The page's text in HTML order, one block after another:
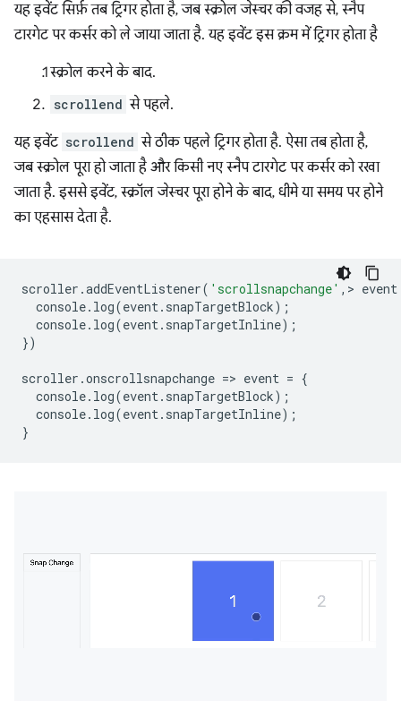
यह इवेंट सिर्फ़ तब ट्रिगर होता है, जब स्क्रोल जेस्चर की वजह से, स्नैप
टारगेट पर कर्सर को ले जाया जाता है. यह इवेंट इस क्रम में ट्रिगर होता है
स्क्रोल करने के बाद.
scrollend से पहले.
यह इवेंट scrollend से ठीक पहले ट्रिगर होता है. ऐसा तब होता है,
जब स्क्रोल पूरा हो जाता है और किसी नए स्नैप टारगेट पर कर्सर को रखा
जाता है. इससे इवेंट, स्क्रॉल जेस्चर पूरा होने के बाद, धीमे या समय पर होने
का एहसास देता है.
scroller .addEventListener( 'scrollsnapchange' , > event
console. log(event. snapTargetBlock);
console. log(event. snapTargetInline);
})
scroller .onscrollsnapchange => event = {
console. log(event. snapTargetBlock);
console. log(event. snapTargetInline);
}